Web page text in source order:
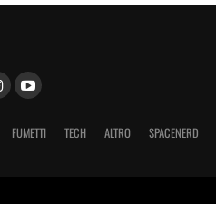
FUMETTI TECH ALTRO SPACENERD